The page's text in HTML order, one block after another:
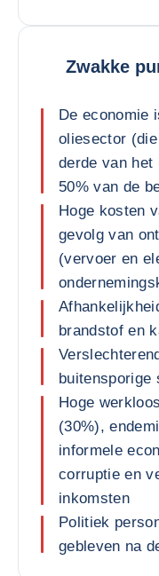
Zwakke
De economie
oliesector
derde van het
50% van de
Hoge kosten
gevolg van
(vervoer en
brandstof en
buitensporige
Hoge
(30%),
informele
corruptie en
inkomsten
Politiek
gebleven na